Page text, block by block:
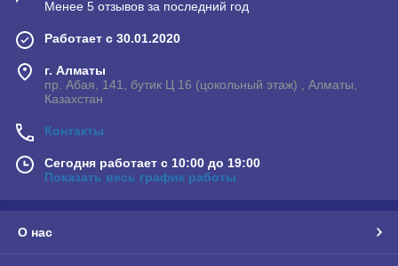
Менее 5 отзывов за последний год
Работает с 30.01.2020
г. Алматы
пр. Абая, 141, бутик Ц 16 (цокольный этаж) , Алматы,
Казахстан
Контакты
Сегодня работает с 10:00 до 19:00
Показать весь график работы
О нас